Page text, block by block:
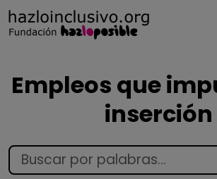
Empleos que
inserción